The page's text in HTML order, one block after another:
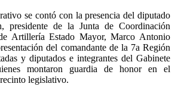
se contó con la presencia del diputado
presidente de la Junta de Coordinación
Artillería Estado Mayor, Marco Antonio
del comandante de la 7a Región
y diputados e integrantes del Gabinete
montaron guardia de honor en el
legislativo.